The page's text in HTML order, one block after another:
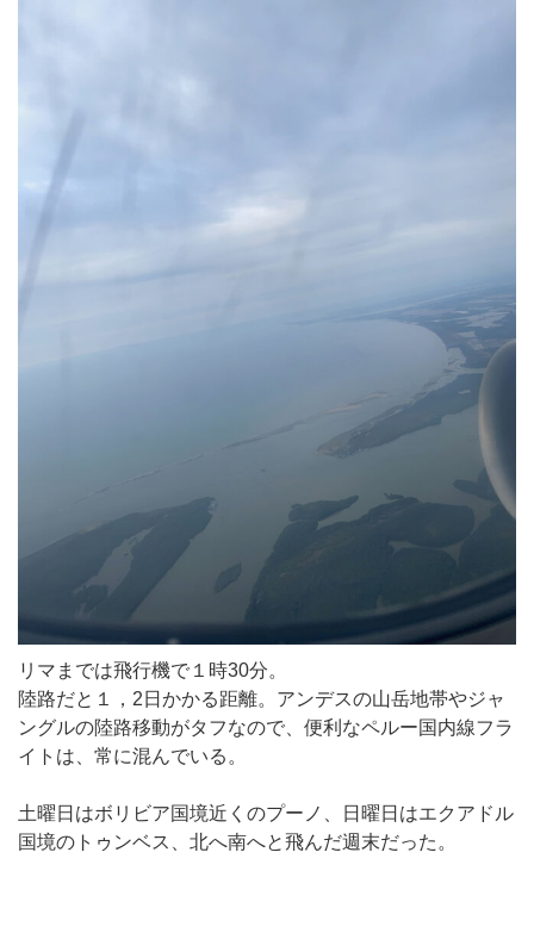
リマまでは飛行機で１時30分。
陸路だと１，2日かかる距離。アンデスの山岳地帯やジャ
ングルの陸路移動がタフなので、便利なペルー国内線フラ
イトは、常に混んでいる。
土曜日はボリビア国境近くのプーノ、日曜日はエクアドル
国境のトゥンベス、北へ南へと飛んだ週末だった。